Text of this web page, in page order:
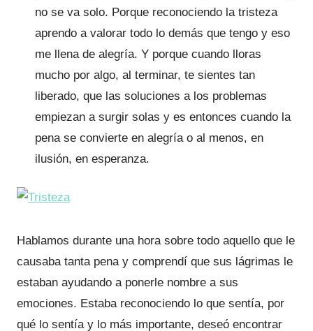
no se va solo. Porque reconociendo la tristeza
aprendo a valorar todo lo demás que tengo y eso
me llena de alegría. Y porque cuando lloras
mucho por algo, al terminar, te sientes tan
liberado, que las soluciones a los problemas
empiezan a surgir solas y es entonces cuando la
pena se convierte en alegría o al menos, en
ilusión, en esperanza.
Hablamos durante una hora sobre todo aquello que le
causaba tanta pena y comprendí que sus lágrimas le
estaban ayudando a ponerle nombre a sus
emociones. Estaba reconociendo lo que sentía, por
qué lo sentía y lo más importante, deseó encontrar